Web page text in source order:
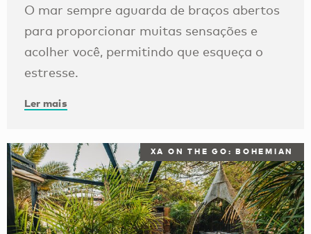
O mar sempre aguarda de braços abertos
para proporcionar muitas sensações e
acolher você, permitindo que esqueça o
estresse.
Ler mais
XA ON THE GO: BOHEMIAN